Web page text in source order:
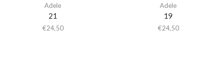
Adele
21
€24,50
Adele
19
€24,50